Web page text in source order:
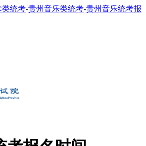
类统考-贵州音乐类统考-贵州音乐统考报